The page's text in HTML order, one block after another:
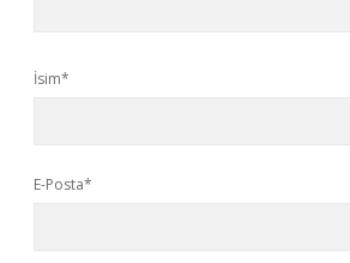
İsim*
E-Posta*